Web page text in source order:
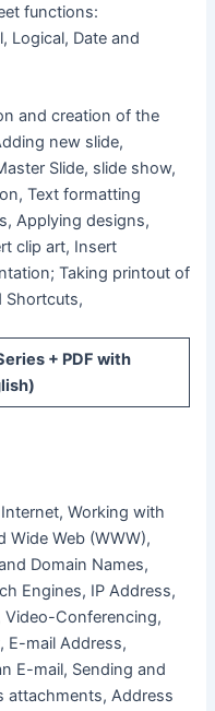
functions:
Logical, Date and
and creation of the
new slide,
Slide, slide show,
Text formatting
Applying designs,
clip art, Insert
Taking printout of
Shortcuts,
+ PDF with
Working with
Wide Web (WWW),
Domain Names,
Engines, IP Address,
Conferencing,
E-mail Address,
E-mail, Sending and
attachments, Address